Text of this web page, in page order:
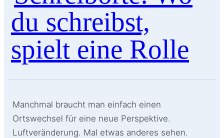
du schreibst,
spielt eine Rolle
Manchmal braucht man einfach einen
Ortswechsel für eine neue Perspektive.
Luftveränderung. Mal etwas anderes sehen.